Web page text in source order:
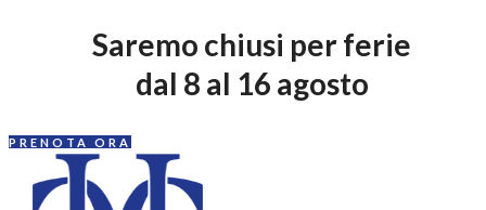
Saremo chiusi per ferie
dal 8 al 16 agosto
PRENOTA ORA